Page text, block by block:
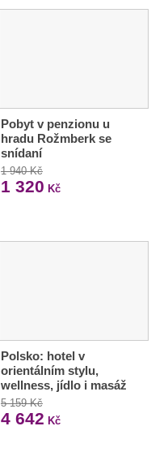
Pobyt v penzionu u
hradu Rožmberk se
snídaní
1 940 Kč
1 320 Kč
Polsko: hotel v
orientálním stylu,
wellness, jídlo i masáž
5 159 Kč
4 642 Kč